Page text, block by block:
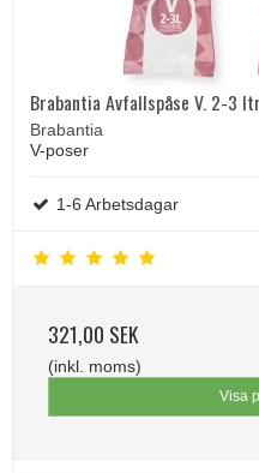
Brabantia Avfallspåse V. 2-3
Brabantia
V-poser
1-6 Arbetsdagar
321,00 SEK
(inkl. moms)
Visa